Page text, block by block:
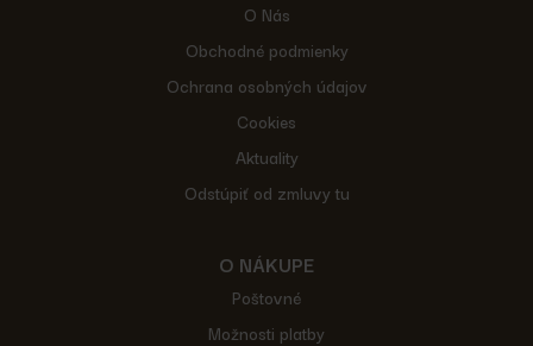
O Nás
Obchodné podmienky
Ochrana osobných údajov
Cookies
Aktuality
Odstúpiť od zmluvy tu
O NÁKUPE
Poštovné
Možnosti platby